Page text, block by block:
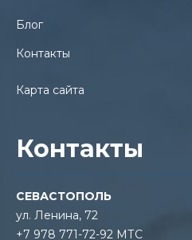
Блог
Контакты
Карта сайта
Контакты
СЕВАСТОПОЛЬ
ул. Ленина, 72
+7 978 771-72-92 МТС